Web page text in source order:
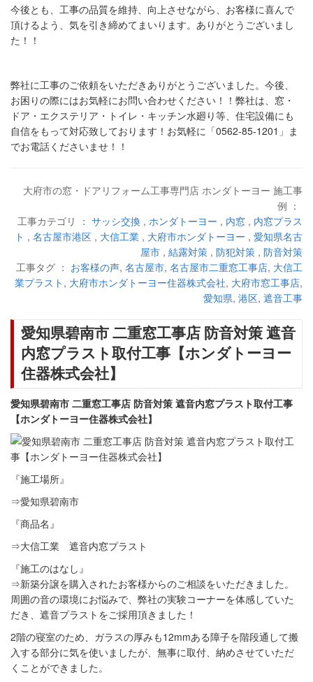
今後とも、工事の品質を維持、向上させながら、お客様に喜んで
頂けるよう、気を引き締めてまいります。ありがとうございまし
た！！
弊社に工事のご依頼をいただきありがとうございました。今後、
お困りの際にはお気軽にお問い合わせください！！弊社は、窓・
ドア・エクステリア・トイレ・キッチン水廻り等、住宅設備にも
自信をもって対応致しております！お気軽に「0562-85-1201」ま
でお電話くださいませ！！
大府市の窓・ドアリフォーム工事専門店 ホンダトーヨー 施工事
例 ：
工事カテゴリ ： サッシ交換 , ホンダトーヨー , 内窓 , 内窓プラス
ト , 名古屋市港区 , 大信工業 , 大府市ホンダトーヨー , 愛知県名古
屋市 , 結露対策 , 防犯対策 , 防音対策
工事タグ ： お客様の声, 名古屋市, 名古屋市二重窓工事店, 大信工
業プラスト , 大府市ホンダトーヨー住器株式会社, 大府市窓工事店,
愛知県, 港区, 遮音工事
愛知県碧南市 二重窓工事店 防音対策 遮音
内窓プラスト取付工事【ホンダトーヨー
住器株式会社】
愛知県碧南市 二重窓工事店 防音対策 遮音内窓プラスト取付工事
【ホンダトーヨー住器株式会社】
『施工場所』
⇒愛知県碧南市
『商品名』
⇒大信工業 遮音内窓プラスト
『施工のはなし』
⇒新築分譲を購入されたお客様からのご相談をいただきました。
周囲の音の環境にお悩みで、弊社の実験コーナーを体感していた
だき、遮音プラストをご採用頂きました！
2階の寝室のため、ガラスの厚みも12mmある障子を階段通して搬
入する部分に気を使いましたが、無事に取付、納めさせていただ
くことができました。